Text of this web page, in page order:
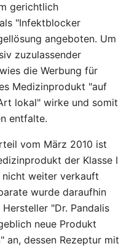
gerichtlich
"Infektblocker
angeboten. Um
zuzulassender
die Werbung für
Medizinprodukt "auf
lokal" wirke und somit
entfalte.
vom März 2010 ist
der Klasse I
weiter verkauft
wurde daraufhin
"Dr. Pandalis
neue Produkt
an, dessen Rezeptur mit